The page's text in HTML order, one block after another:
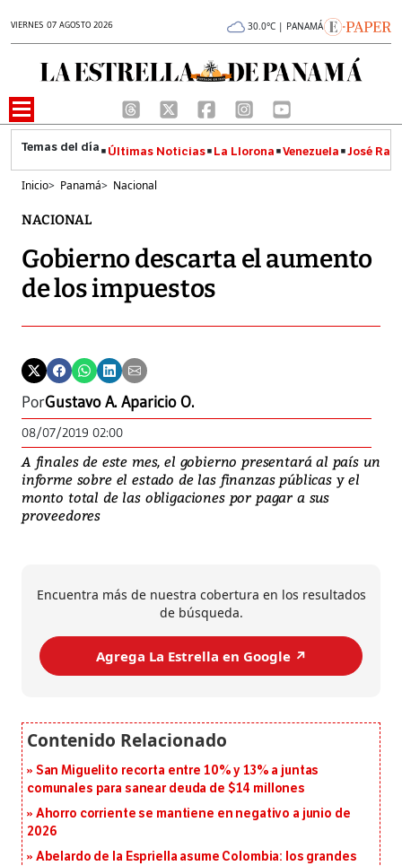
VIERNES 07 AGOSTO 2026 30.0°C | PANAMÁ
Últimas Noticias La Llorona Venezuela José
Inicio> Panamá> Nacional
NACIONAL
Gobierno descarta el aumento
de los impuestos
PorGustavo A. Aparicio O.
08/07/2019 02:00
A finales de este mes, el gobierno presentará al país un
informe sobre el estado de las finanzas públicas y el
monto total de las obligaciones por pagar a sus
proveedores
Encuentra más de nuestra cobertura en los resultados
de búsqueda.
Agrega La Estrella en Google ↗️
San Miguelito recorta entre 10% y 13% a juntas
comunales para sanear deuda de $14 millones
Ahorro corriente se mantiene en negativo a junio de
2026
Abelardo de la Espriella asume Colombia: los grandes